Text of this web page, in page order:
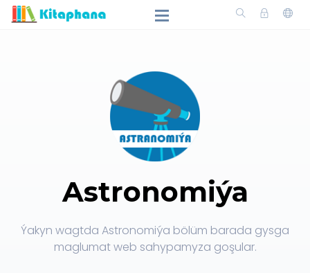
Astronomiýa
Ýakyn wagtda Astronomiýa bölüm barada gysga
maglumat web sahypamyza goşular.